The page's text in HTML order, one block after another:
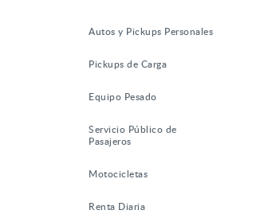
Autos y Pickups Personales
Pickups de Carga
Equipo Pesado
Servicio Público de
Pasajeros
Motocicletas
Renta Diaria